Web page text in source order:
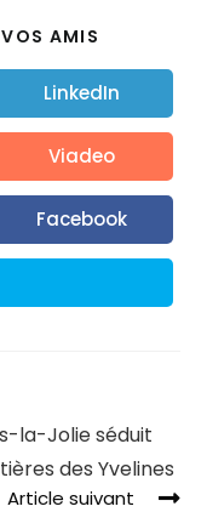
AMIS
LinkedIn
Viadeo
Facebook
la-Jolie séduit
des Yvelines
Article suivant